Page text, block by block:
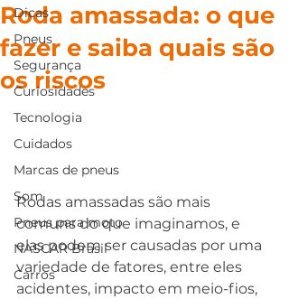
Dicas
Pneus
Segurança
Curiosidades
Tecnologia
Cuidados
Marcas de pneus
Som
Pneus para moto
NASCAR Brasil
Carros
Roda amassada: o que
fazer e saiba quais são
os riscos
Rodas amassadas são mais
comuns do que imaginamos, e
elas podem ser causadas por uma
variedade de fatores, entre eles
acidentes, impacto em meio-fios,